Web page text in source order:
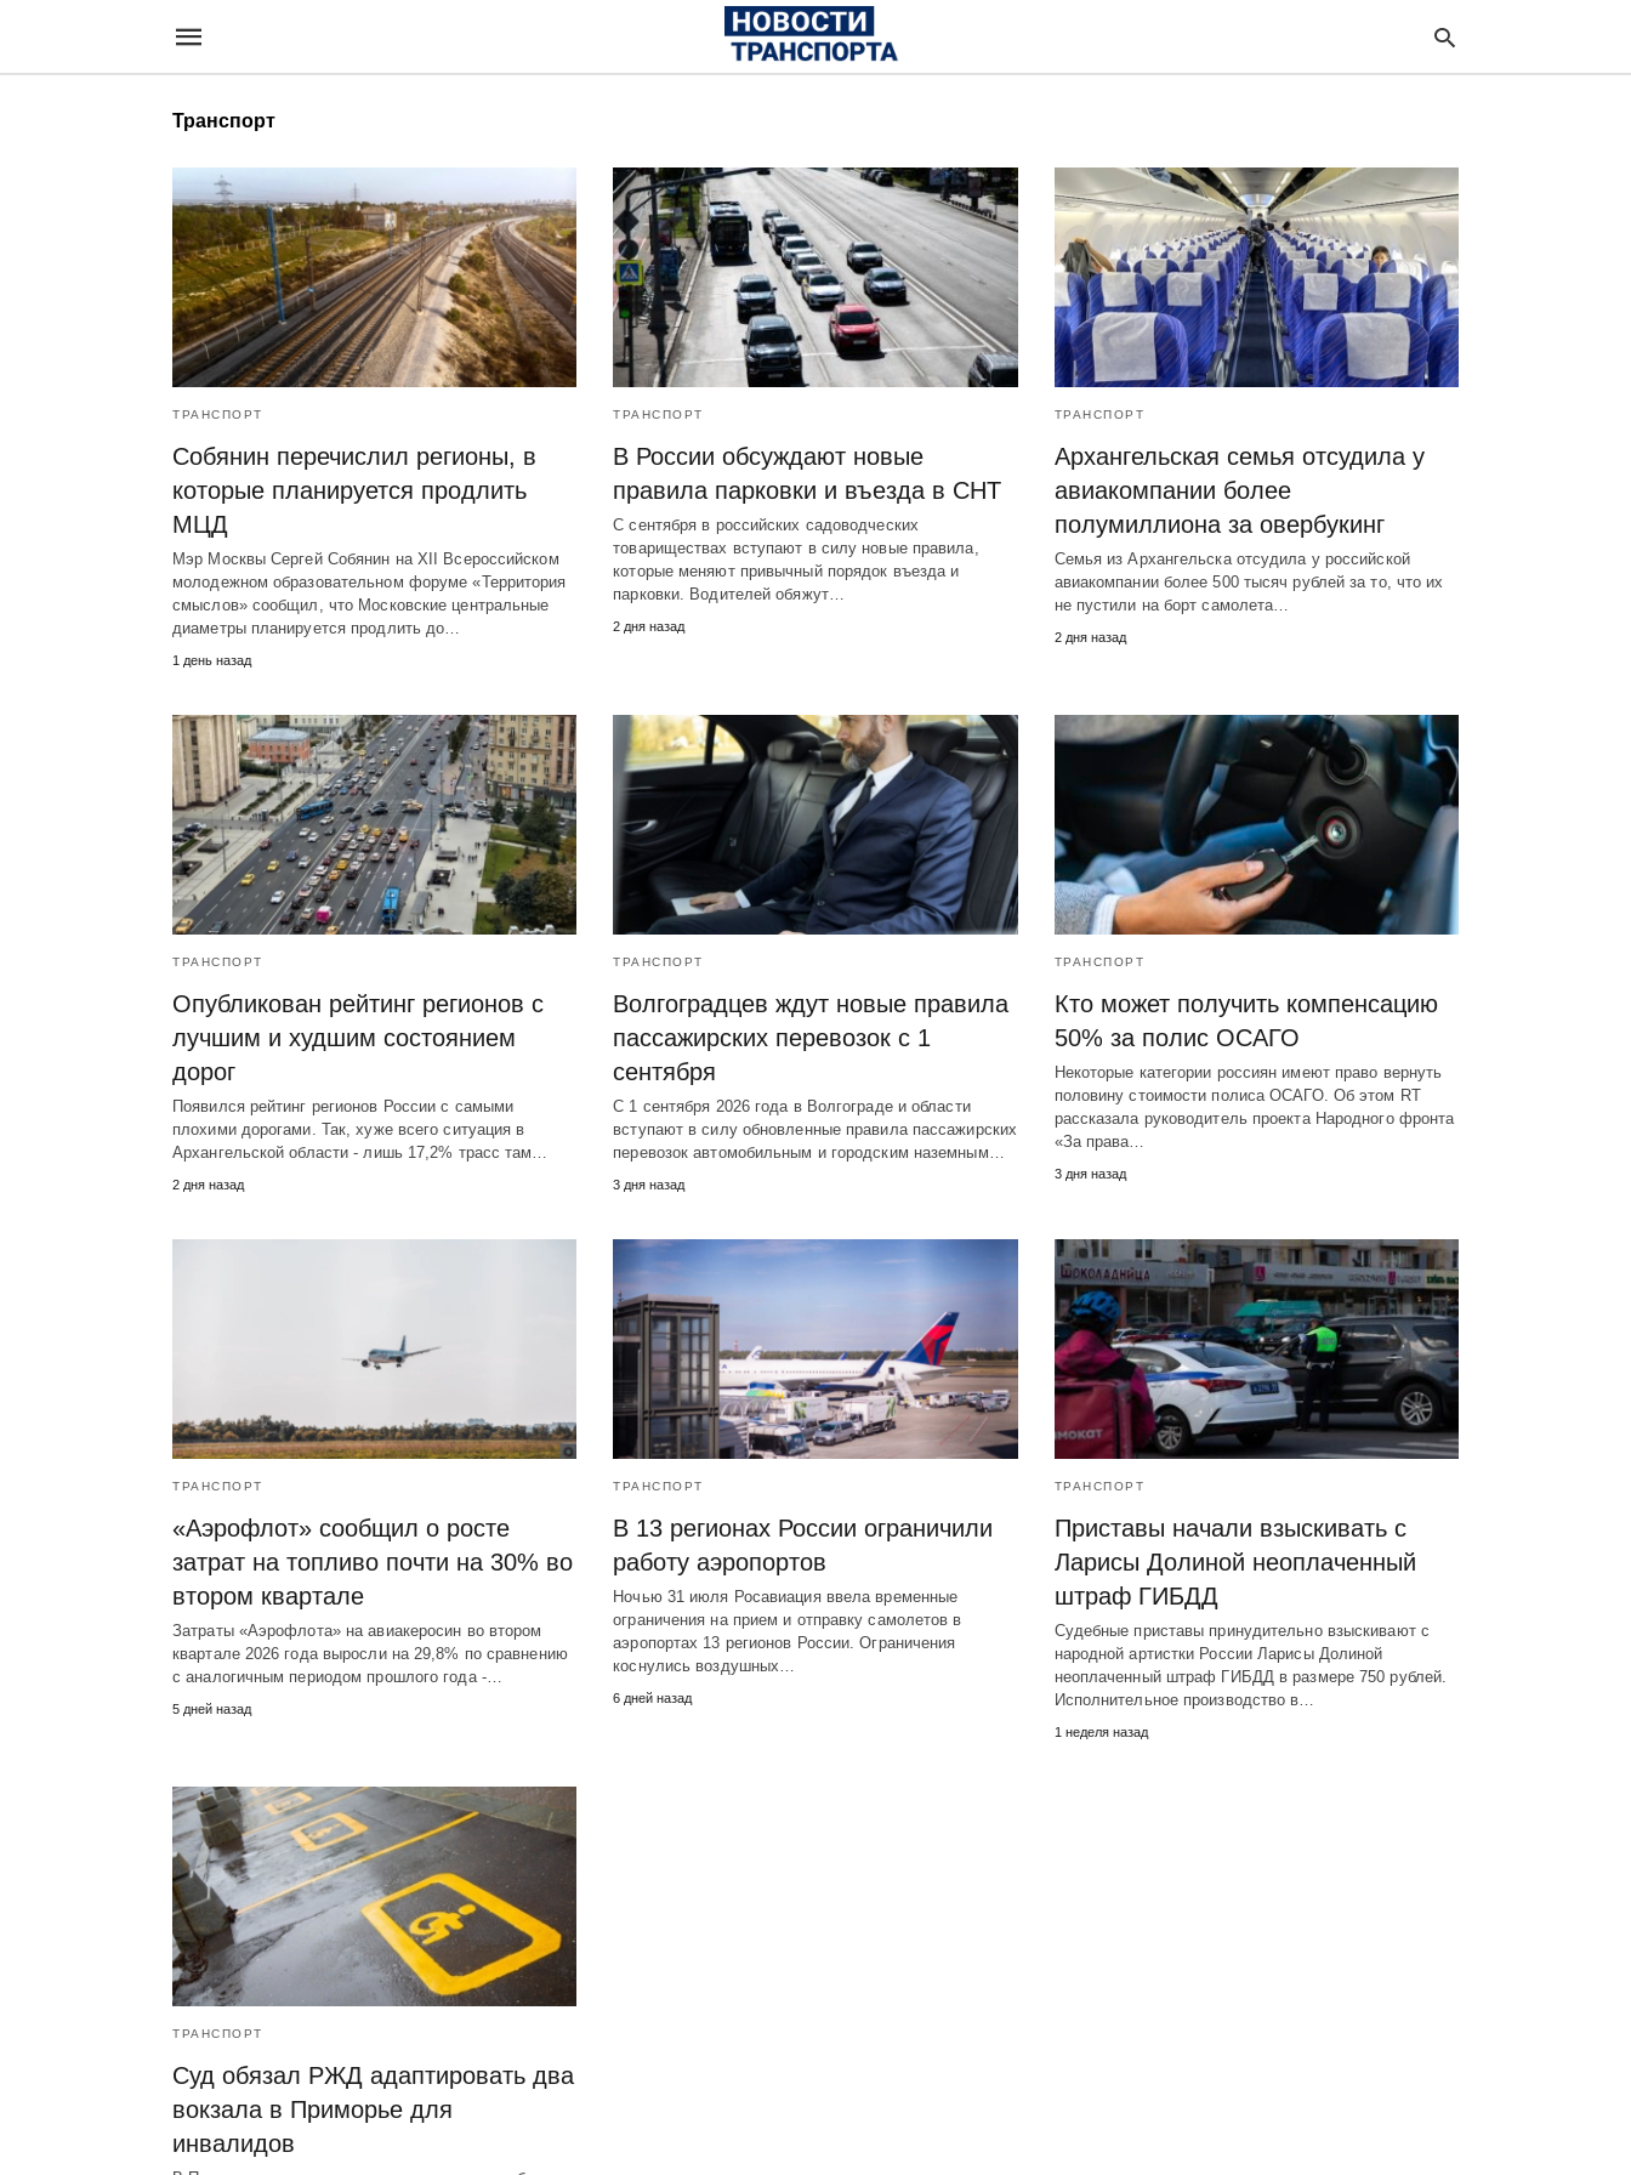
Транспорт
ТРАНСПОРТ
Собянин перечислил регионы, в
которые планируется продлить
МЦД
Мэр Москвы Сергей Собянин на XII Всероссийском
молодежном образовательном форуме «Территория
смыслов» сообщил, что Московские центральные
диаметры планируется продлить до…
1 день назад
ТРАНСПОРТ
В России обсуждают новые
правила парковки и въезда в СНТ
С сентября в российских садоводческих
товариществах вступают в силу новые правила,
которые меняют привычный порядок въезда и
парковки. Водителей обяжут…
2 дня назад
ТРАНСПОРТ
Архангельская семья отсудила у
авиакомпании более
полумиллиона за овербукинг
Семья из Архангельска отсудила у российской
авиакомпании более 500 тысяч рублей за то, что их
не пустили на борт самолета…
2 дня назад
ТРАНСПОРТ
Опубликован рейтинг регионов с
лучшим и худшим состоянием
дорог
Появился рейтинг регионов России с самыми
плохими дорогами. Так, хуже всего ситуация в
Архангельской области - лишь 17,2% трасс там…
2 дня назад
ТРАНСПОРТ
Волгоградцев ждут новые правила
пассажирских перевозок с 1
сентября
С 1 сентября 2026 года в Волгограде и области
вступают в силу обновленные правила пассажирских
перевозок автомобильным и городским наземным…
3 дня назад
ТРАНСПОРТ
Кто может получить компенсацию
50% за полис ОСАГО
Некоторые категории россиян имеют право вернуть
половину стоимости полиса ОСАГО. Об этом RT
рассказала руководитель проекта Народного фронта
«За права…
3 дня назад
ТРАНСПОРТ
«Аэрофлот» сообщил о росте
затрат на топливо почти на 30% во
втором квартале
Затраты «Аэрофлота» на авиакеросин во втором
квартале 2026 года выросли на 29,8% по сравнению
с аналогичным периодом прошлого года -…
5 дней назад
ТРАНСПОРТ
В 13 регионах России ограничили
работу аэропортов
Ночью 31 июля Росавиация ввела временные
ограничения на прием и отправку самолетов в
аэропортах 13 регионов России. Ограничения
коснулись воздушных…
6 дней назад
ТРАНСПОРТ
Приставы начали взыскивать с
Ларисы Долиной неоплаченный
штраф ГИБДД
Судебные приставы принудительно взыскивают с
народной артистки России Ларисы Долиной
неоплаченный штраф ГИБДД в размере 750 рублей.
Исполнительное производство в…
1 неделя назад
ТРАНСПОРТ
Суд обязал РЖД адаптировать два
вокзала в Приморье для
инвалидов